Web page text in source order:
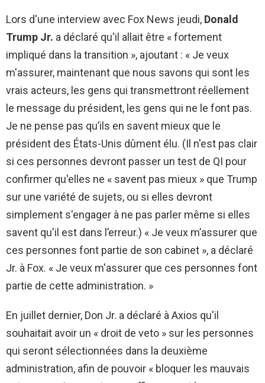
Lors d'une interview avec Fox News jeudi, Donald
Trump Jr. a déclaré qu'il allait être « fortement
impliqué dans la transition », ajoutant : « Je veux
m'assurer, maintenant que nous savons qui sont les
vrais acteurs, les gens qui transmettront réellement
le message du président, les gens qui ne le font pas.
Je ne pense pas qu’ils en savent mieux que le
président des États-Unis dûment élu. (Il n'est pas clair
si ces personnes devront passer un test de QI pour
confirmer qu'elles ne « savent pas mieux » que Trump
sur une variété de sujets, ou si elles devront
simplement s'engager à ne pas parler même si elles
savent qu'il est dans l’erreur.) « Je veux m’assurer que
ces personnes font partie de son cabinet », a déclaré
Jr. à Fox. « Je veux m'assurer que ces personnes font
partie de cette administration. »
En juillet dernier, Don Jr. a déclaré à Axios qu'il
souhaitait avoir un « droit de veto » sur les personnes
qui seront sélectionnées dans la deuxième
administration, afin de pouvoir « bloquer les mauvais